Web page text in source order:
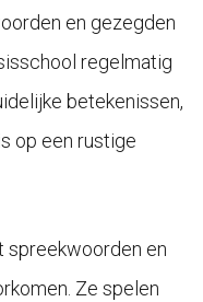
en gezegden
regelmatig
betekenissen,
op een rustige
spreekwoorden en
Ze spelen